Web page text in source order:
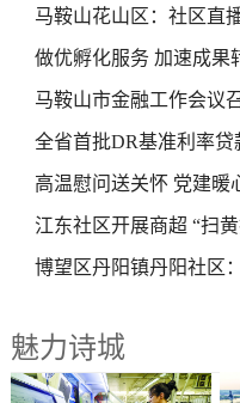
马鞍山市金融工作会议
全省首批DR基准利率贷
高温慰问送关怀 党建暖
江东社区开展商超 “扫
魅力诗城